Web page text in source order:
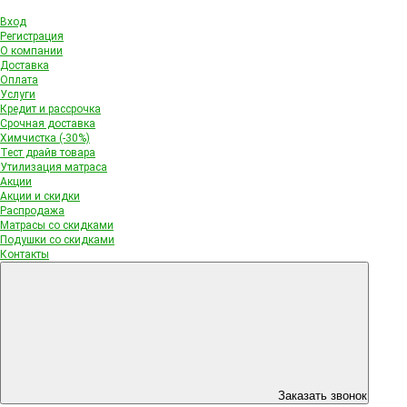
Вход
Регистрация
О компании
Доставка
Оплата
Услуги
Кредит и рассрочка
Срочная доставка
Химчистка (-30%)
Тест драйв товара
Утилизация матраса
Акции
Акции и скидки
Распродажа
Матрасы со скидками
Подушки со скидками
Контакты
Заказать звонок